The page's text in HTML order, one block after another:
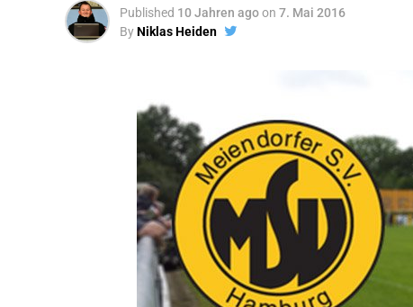
Published 10 Jahren agoon 7. Mai 2016
ByNiklas Heiden